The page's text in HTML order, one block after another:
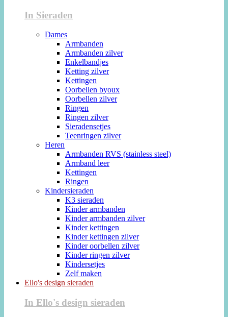
In Sieraden
Dames
Armbanden
Armbanden zilver
Enkelbandjes
Ketting zilver
Kettingen
Oorbellen byoux
Oorbellen zilver
Ringen
Ringen zilver
Sieradensetjes
Teenringen zilver
Heren
Armbanden RVS (stainless steel)
Armband leer
Kettingen
Ringen
Kindersieraden
K3 sieraden
Kinder armbanden
Kinder armbanden zilver
Kinder kettingen
Kinder kettingen zilver
Kinder oorbellen zilver
Kinder ringen zilver
Kindersetjes
Zelf maken
Ello's design sieraden
In Ello's design sieraden